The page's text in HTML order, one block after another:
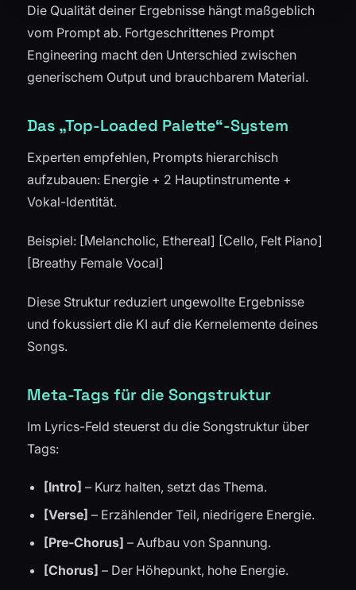
Die Qualität deiner Ergebnisse hängt maßgeblich
vom Prompt ab. Fortgeschrittenes Prompt
Engineering macht den Unterschied zwischen
generischem Output und brauchbarem Material.
Das „Top-Loaded Palette“-System
Experten empfehlen, Prompts hierarchisch
aufzubauen: Energie + 2 Hauptinstrumente +
Vokal-Identität.
Beispiel: [Melancholic, Ethereal] [Cello, Felt Piano]
[Breathy Female Vocal]
Diese Struktur reduziert ungewollte Ergebnisse
und fokussiert die KI auf die Kernelemente deines
Songs.
Meta-Tags für die Songstruktur
Im Lyrics-Feld steuerst du die Songstruktur über
Tags:
[Intro] – Kurz halten, setzt das Thema.
[Verse] – Erzählender Teil, niedrigere Energie.
[Pre-Chorus] – Aufbau von Spannung.
[Chorus] – Der Höhepunkt, hohe Energie.